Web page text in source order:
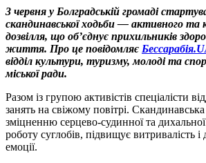
3 червня у Болградській громаді
скандинавської ходьби — активного та
дозвілля, що об’єднує прихильників
життя. Про це повідомляє
відділ культури, туризму, молоді та
міської ради.
Разом із групою активістів спеціалісти
занять на свіжому повітрі.
зміцненню серцево-судинної та
роботу суглобів, підвищує витривалість і
емоції.